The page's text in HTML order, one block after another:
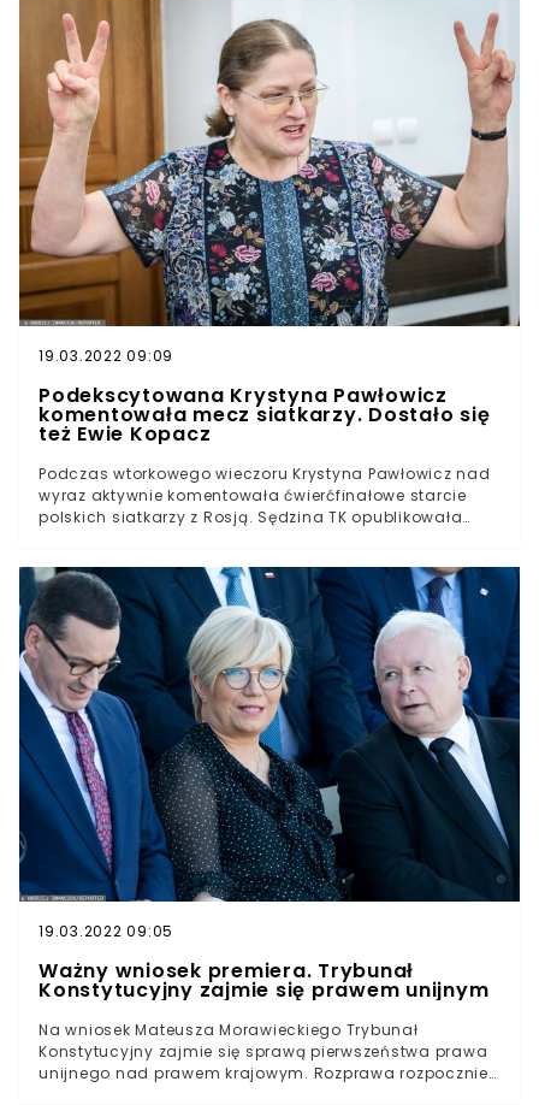
Okazuje się, że Euro 2020 wywołuje duże emocje również
u sędzi Trybunału Konstytucyjnego Krystyny Pawłowicz.
Nadchodzący mecz ze Szwedami zaowocował
zastanawiającymi działaniami ze strony byłej posłanki
PiS.We wcześniejszym niedzielnym wpisie Krystyna
Pawłowicz wezwała najbliższych przeciwników polskiej
reprezentacji, by ci oddali zrabowane w czasie potopu
szwedzkiego skarby. Potem w sieci pojawił się groźnie
brzmiący wpis, gdzie sędzia TK pozuje z szablą. Wpis
określiła jako „symboliczny”.
19.03.2022 09:09
Podekscytowana Krystyna Pawłowicz
komentowała mecz siatkarzy. Dostało się
też Ewie Kopacz
Podczas wtorkowego wieczoru Krystyna Pawłowicz nad
wyraz aktywnie komentowała ćwierćfinałowe starcie
polskich siatkarzy z Rosją. Sędzina TK opublikowała
szokujących słów publikowanych na Twitterze –
ukochanej platformy sędziny Trybunału
Konstytucyjnego Julii Przyłębskiej.Internetowa
działalność Krystyny Pawłowicz z olbrzymią
regularnością dostarcza użytkownikom sieci niemałej
dawki rozrywki. Co ciekawe, rzecz zwykła przybierać na
sile w przypadku istotnych wydarzeń sportowych (o serii
wpisów podczas finału Euro 2020 pisaliśmy TUTAJ).
19.03.2022 09:05
Ważny wniosek premiera. Trybunał
Konstytucyjny zajmie się prawem unijnym
Na wniosek Mateusza Morawieckiego Trybunał
Konstytucyjny zajmie się sprawą pierwszeństwa prawa
unijnego nad prawem krajowym. Rozprawa rozpocznie